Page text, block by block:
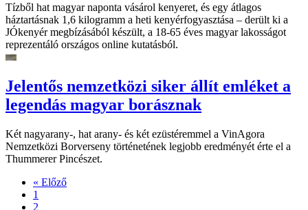
Tízből hat magyar naponta vásárol kenyeret, és egy átlagos
háztartásnak 1,6 kilogramm a heti kenyérfogyasztása – derült ki a
JÓkenyér megbízásából készült, a 18-65 éves magyar lakosságot
reprezentáló országos online kutatásból.
Jelentős nemzetközi siker állít emléket a
legendás magyar borásznak
Két nagyarany-, hat arany- és két ezüstéremmel a VinAgora
Nemzetközi Borverseny történetének legjobb eredményét érte el a
Thummerer Pincészet.
« Előző
1
2